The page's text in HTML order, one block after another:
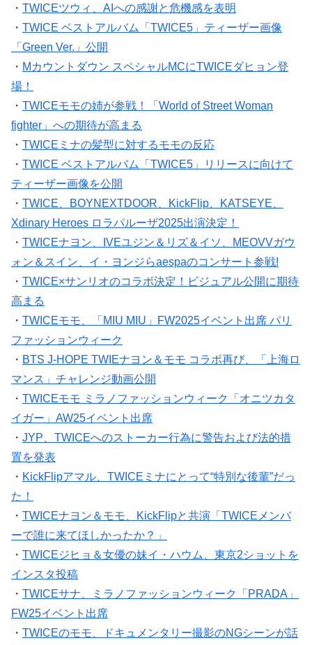
・ TWICEツウィ、AIへの感謝と危機感を表明
・ TWICE ベストアルバム「TWICE5」ティーザー画像
「Green Ver.」公開
・ Mカウントダウン スペシャルMCにTWICEダヒョン登
場！
・ TWICEモモの姉が参戦！「World of Street Woman
fighter」への期待が高まる
・ TWICEミナの髪型に対するモモの反応
・ TWICE ベストアルバム「TWICE5」リリースに向けて
ティーザー画像を公開
・ TWICE、BOYNEXTDOOR、KickFlip、KATSEYE、
Xdinary Heroes ロラパルーザ2025出演決定！
・ TWICEナヨン、IVEユジン＆リズ＆イソ、MEOVVガウ
ォン＆スイン、イ・ヨンジらaespaのコンサート参戦!
・ TWICE×サンリオのコラボ決定！ビジュアル公開に期待
高まる
・ TWICEモモ、「MIU MIU」FW2025イベント出席 パリ
ファッションウィーク
・ BTS J-HOPE TWIEナヨン＆モモ コラボ再び、「上海ロ
マンス」チャレンジ動画公開
・ TWICEモモ ミラノファッションウィーク「オニツカタ
イガー」AW25イベント出席
・ JYP、TWICEへのストーカー行為に警告および法的措
置を発表
・ KickFlipアマル、TWICEミナにとって“特別な後輩”だっ
た！
・ TWICEナヨン＆モモ、KickFlipと共演「TWICEメンバ
ーで誰に来てほしかったか？」
・ TWICEジヒョ＆女優の妹イ・ハウム、東京2ショットを
インスタ投稿
・ TWICEサナ、ミラノファッションウィーク「PRADA」
FW25イベント出席
・ TWICEのモモ、ドキュメンタリー撮影のNGシーンが話